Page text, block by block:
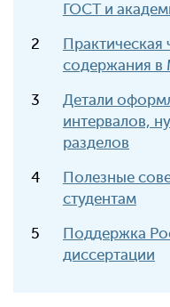
ГОСТ и
Практическая
содержания в
Детали
интервалов,
разделов
Полезные
студентам
Поддержка
диссертации